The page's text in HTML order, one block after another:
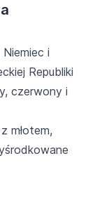
i
Republiki
czerwony i
młotem,